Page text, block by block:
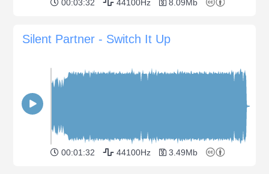
00:03:32 44100Hz 8.09Mb
Silent Partner - Switch It Up
00:01:32 44100Hz 3.49Mb